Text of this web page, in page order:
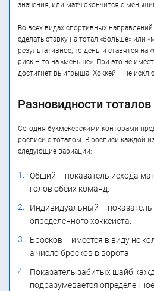
значения, или матч окончится с
Во всех видах спортивных
сделать ставку на тотал «больше» или
результативное, то деньги ставятся на
риск – то на «меньше». При это не
достигнет выигрыша. Хоккей – не
Разновидности тоталов
Сегодня букмекерскими конторами
росписи с тоталом. В росписи каждой
следующие вариации:
Общий – показатель исхода
голов обеих команд.
Индивидуальный –
определенного хоккеиста.
Бросков – имеется в виду не
а число бросков в ворота.
Показатель забитых шайб
подразумевается